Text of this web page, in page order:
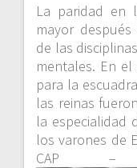
La paridad en
mayor
de las
mentales. En
para la
las reinas
la especialidad
los varones de
CAP